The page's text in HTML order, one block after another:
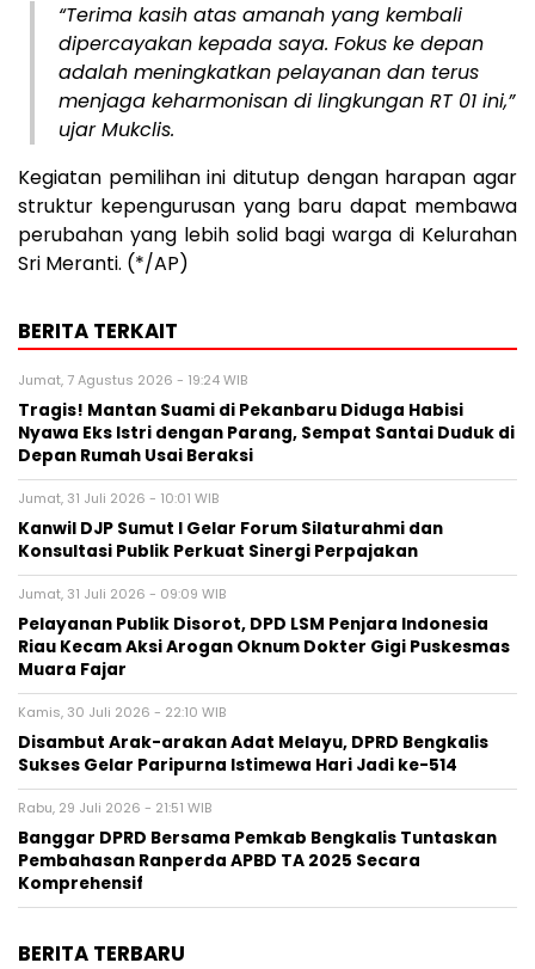
“Terima kasih atas amanah yang kembali
dipercayakan kepada saya. Fokus ke depan
adalah meningkatkan pelayanan dan terus
menjaga keharmonisan di lingkungan RT 01 ini,”
ujar Mukclis.
Kegiatan pemilihan ini ditutup dengan harapan agar
struktur kepengurusan yang baru dapat membawa
perubahan yang lebih solid bagi warga di Kelurahan
Sri Meranti. (*/AP)
BERITA TERKAIT
Jumat, 7 Agustus 2026 - 19:24 WIB
Tragis! Mantan Suami di Pekanbaru Diduga Habisi
Nyawa Eks Istri dengan Parang, Sempat Santai Duduk di
Depan Rumah Usai Beraksi
Jumat, 31 Juli 2026 - 10:01 WIB
Kanwil DJP Sumut I Gelar Forum Silaturahmi dan
Konsultasi Publik Perkuat Sinergi Perpajakan
Jumat, 31 Juli 2026 - 09:09 WIB
Pelayanan Publik Disorot, DPD LSM Penjara Indonesia
Riau Kecam Aksi Arogan Oknum Dokter Gigi Puskesmas
Muara Fajar
Kamis, 30 Juli 2026 - 22:10 WIB
Disambut Arak-arakan Adat Melayu, DPRD Bengkalis
Sukses Gelar Paripurna Istimewa Hari Jadi ke-514
Rabu, 29 Juli 2026 - 21:51 WIB
Banggar DPRD Bersama Pemkab Bengkalis Tuntaskan
Pembahasan Ranperda APBD TA 2025 Secara
Komprehensif
BERITA TERBARU